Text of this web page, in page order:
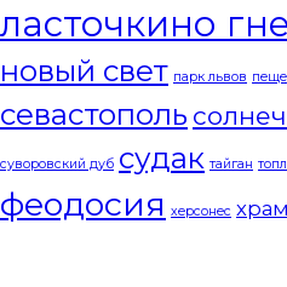
ласточкино
новый свет парк львов
севастополь
суворовский дуб судак тайган
феодосия херсонес